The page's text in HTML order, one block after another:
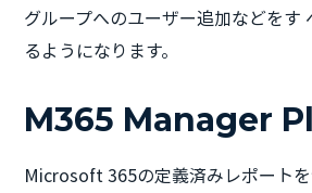
グループへのユーザー追加などをす
るようになります。
M365 Manager
Microsoft 365の定義済みレポートを